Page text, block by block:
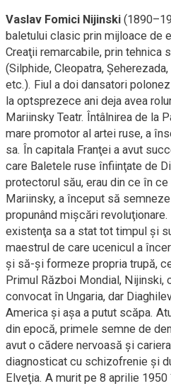
Vaslav Fomici Nijinski
baletului clasic prin mijloace de
Creaţii remarcabile, prin tehnica
(Silphide, Cleopatra,
etc.). Fiul a doi dansatori
la optsprezece ani deja avea
Mariinsky Teatr. Întâlnirea de la
mare promotor al artei ruse, a
sa. În capitala Franţei a avut
care Baletele ruse înfiinţate de
protectorul său, erau din ce în
Mariinsky, a început să
propunând mişcări
existenţa sa a stat tot timpul şi
maestrul de care ucenicul a
şi să-şi formeze propria trupă,
Primul Război Mondial, Nijinski,
convocat în Ungaria, dar
America şi aşa a putut scăpa.
din epocă, primele semne de
avut o cădere nervoasă şi
diagnosticat cu schizofrenie şi
Elveţia. A murit pe 8 aprilie